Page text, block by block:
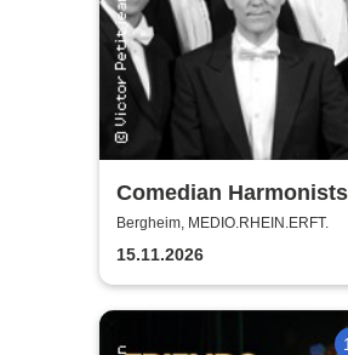
Comedian Harmonists
Forever - Das Leben
Konzert
Bergheim, MEDIO.RHEIN.ERFT.
15.11.2026